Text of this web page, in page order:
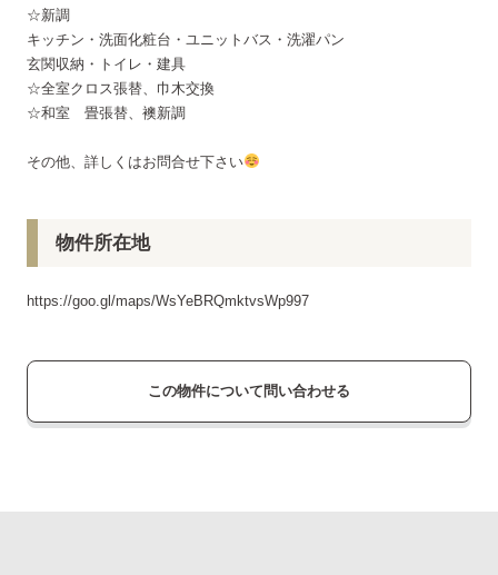
☆新調
キッチン・洗面化粧台・ユニットバス・洗濯パン
玄関収納・トイレ・建具
☆全室クロス張替、巾木交換
☆和室 畳張替、襖新調
その他、詳しくはお問合せ下さい
物件所在地
https://goo.gl/maps/WsYeBRQmktvsWp997
この物件について問い合わせる